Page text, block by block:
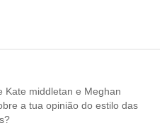
Kate middletan e Meghan
a tua opinião do estilo das